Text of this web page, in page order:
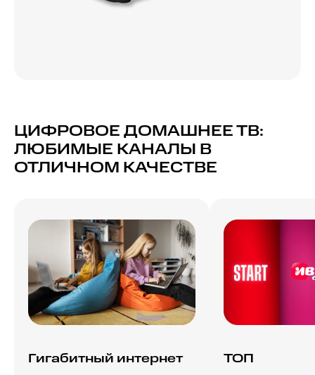
ЦИФРОВОЕ ДОМАШНЕЕ ТВ:
ЛЮБИМЫЕ КАНАЛЫ В
ОТЛИЧНОМ КАЧЕСТВЕ
Гигабитный интернет ТОП